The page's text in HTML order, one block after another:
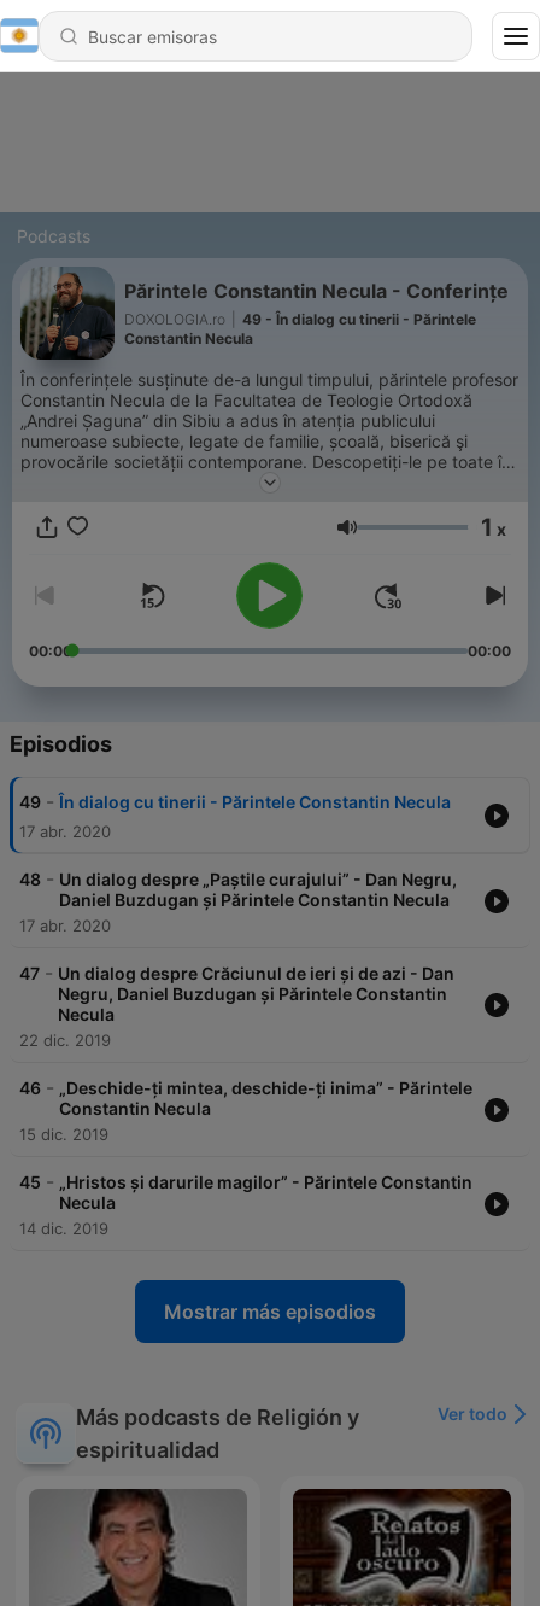
Podcasts
Părintele Constantin Necula - Conferințe
DOXOLOGIA.ro
49 - În dialog cu tinerii - Părintele
Constantin Necula
În conferințele susținute de-a lungul timpului, părintele profesor
Constantin Necula de la Facultatea de Teologie Ortodoxă
„Andrei Șaguna” din Sibiu a adus în atenția publicului
numeroase subiecte, legate de familie, școală, biserică şi
provocările societății contemporane. Descopetiți-le pe toate în
noul nostru playlist de Spotify, apoi dați-le de veste și
Volumen 1 x
00:00 00:00
Episodios
49 - În dialog cu tinerii - Părintele Constantin Necula
17 abr. 2020
48 - Un dialog despre „Paștile curajului” - Dan Negru,
Daniel Buzdugan și Părintele Constantin Necula
17 abr. 2020
47 - Un dialog despre Crăciunul de ieri și de azi - Dan
Negru, Daniel Buzdugan și Părintele Constantin
Necula
22 dic. 2019
46 - „Deschide-ți mintea, deschide-ți inima” - Părintele
Constantin Necula
15 dic. 2019
45 - „Hristos și darurile magilor” - Părintele Constantin
Necula
14 dic. 2019
Mostrar más episodios
Más podcasts de Religión y
espiritualidad
Ver todo